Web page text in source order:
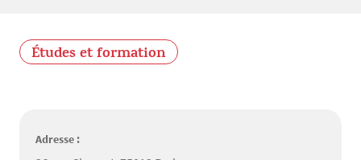
Études et formation
Adresse :